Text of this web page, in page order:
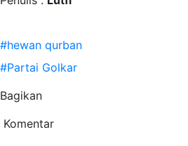
#hewan qurban
#Partai Golkar
Bagikan
Komentar